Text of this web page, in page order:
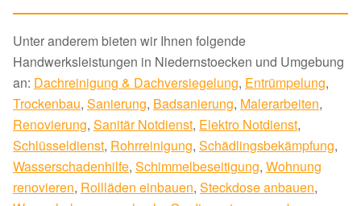
Unter anderem bieten wir Ihnen folgende
Handwerksleistungen in Niedernstoecken und Umgebung
an: Dachreinigung & Dachversiegelung, Entrümpelung,
Trockenbau, Sanierung, Badsanierung, Malerarbeiten,
Renovierung, Sanitär Notdienst, Elektro Notdienst,
Schlüsseldienst, Rohrreinigung, Schädlingsbekämpfung,
Wasserschadenhilfe, Schimmelbeseitigung, Wohnung
renovieren, Rollläden einbauen, Steckdose anbauen,